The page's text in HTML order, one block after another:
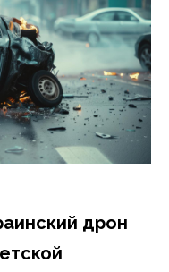
дрон